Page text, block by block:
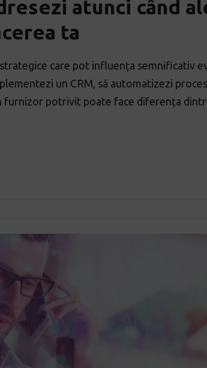
atunci când
ta
care pot influența semnificativ
un CRM, să automatizezi
furnizor potrivit poate face diferența